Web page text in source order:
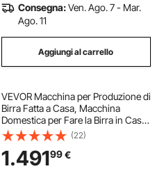
Consegna:Ven. Ago. 7 - Mar.
Ago. 11
Aggiungi al carrello
VEVOR Macchina per Produzione di
Birra Fatta a Casa, Macchina
Domestica per Fare la Birra in Casa,
13 Litri, 1500 W, Caldaia di
Ammostamento, Serbatoio Interno
in Acciaio Inox 304
(22)
1.49199€